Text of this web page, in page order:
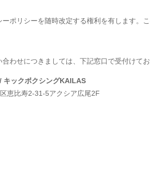
ポリシーを随時改定する権利を有します。
わせにつきましては、下記窓口で受付けてお
キックボクシングKAILAS
恵比寿2-31-5アクシア広尾2F